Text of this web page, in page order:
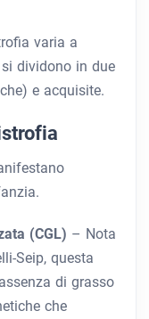
varia a
dividono in due
e acquisite.
(CGL) – Nota
Seip, questa
di grasso
che